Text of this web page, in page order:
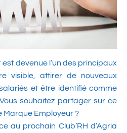
devenue l’un des principaux
visible, attirer de nouveaux
et être identifié comme
souhaitez partager sur ce
Marque Employeur ?
au prochain Club’RH d’Agria